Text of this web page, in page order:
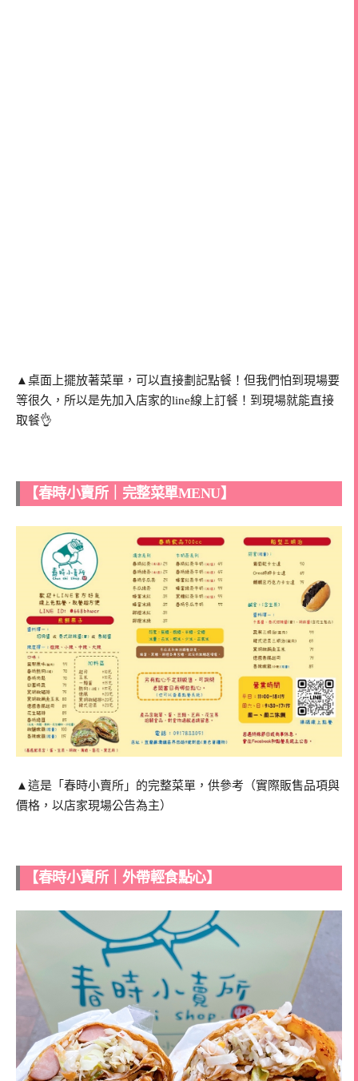
▲桌面上擺放著菜單，可以直接劃記點餐！但我們怕到現場要
等很久，所以是先加入店家的line線上訂餐！到現場就能直接
取餐👌
【春時小賣所｜完整菜單MENU】
▲這是「春時小賣所」的完整菜單，供參考（實際販售品項與
價格，以店家現場公告為主）
【春時小賣所｜外帶輕食點心】